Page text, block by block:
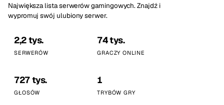
Największa lista serwerów gamingowych. Znajdź i
wypromuj swój ulubiony serwer.
2,2 tys.
SERWERÓW
74 tys.
GRACZY ONLINE
727 tys.
GŁOSÓW
1
TRYBÓW GRY